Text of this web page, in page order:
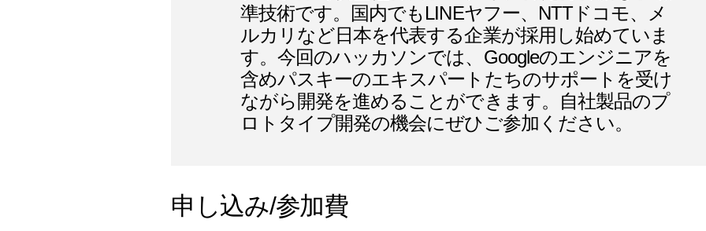
準技術です。国内でもLINEヤフー、NTTドコモ、メ
ルカリなど日本を代表する企業が採用し始めていま
す。今回のハッカソンでは、Googleのエンジニアを
含めパスキーのエキスパートたちのサポートを受け
ながら開発を進めることができます。自社製品のプ
ロトタイプ開発の機会にぜひご参加ください。
申し込み/参加費